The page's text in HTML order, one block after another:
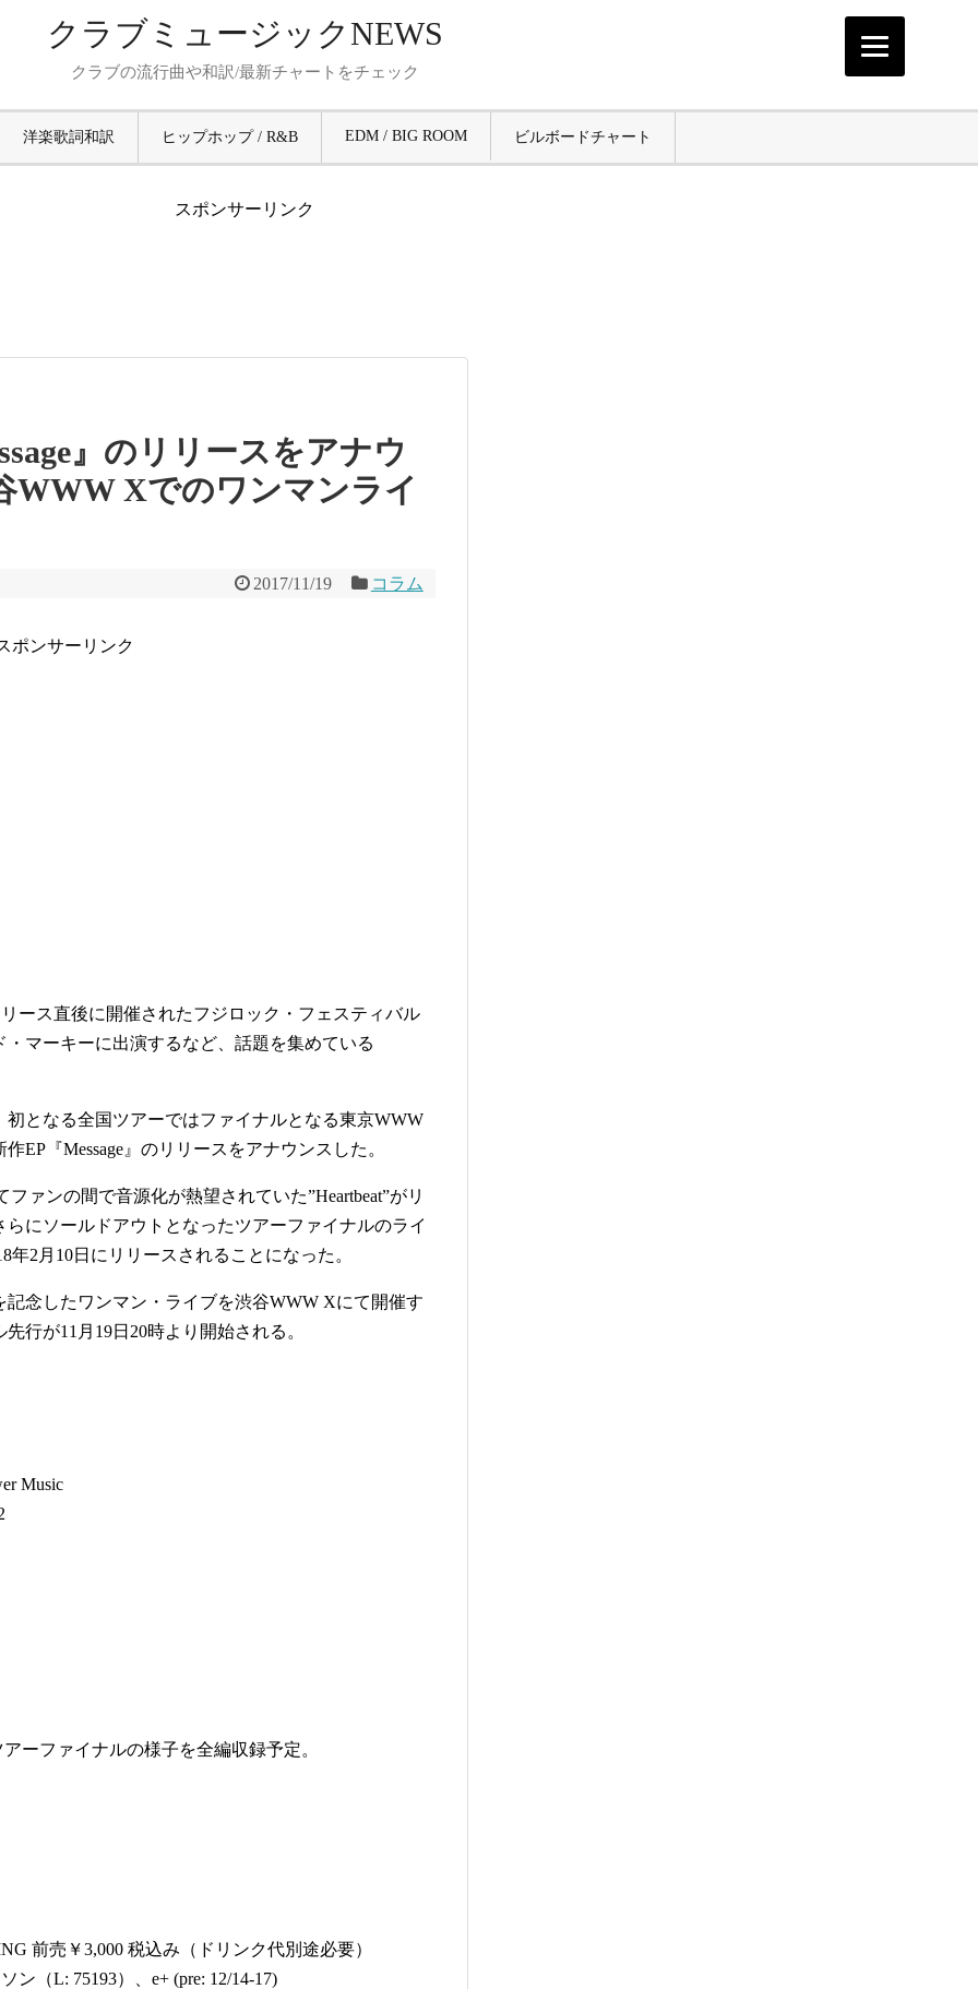
クラブミュージックNEWS
クラブの流行曲や和訳/最新チャートをチェック
洋楽歌詞和訳 ヒップホップ / R&B EDM / BIG ROOM ビルボードチャート
スポンサーリンク
』のリリースをアナウ
WWW Xでのワンマンライ
2017/11/19 コラム
ポンサーリンク
ース直後に開催されたフジロック・フェスティバル
マーキーに出演するなど、話題を集めている
となる全国ツアーではファイナルとなる東京WWW
EP『Message』のリリースをアナウンスした。
ァンの間で音源化が熱望されていた”Heartbeat”がリ
にソールドアウトとなったツアーファイナルのライ
2月10日にリリースされることになった。
念したワンマン・ライブを渋谷WWW Xにて開催す
行が11月19日20時より開始される。
Music
ーファイナルの様子を全編収録予定。
前売￥3,000 税込み（ドリンク代別途必要）
ン（L: 75193）、e+ (pre: 12/14-17)